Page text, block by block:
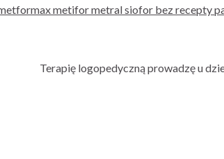
metifor metral siofor bez recepty
Terapię logopedyczną prowadzę u